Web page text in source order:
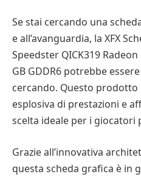
Se stai cercando una
e all’avanguardia, la XFX
Speedster QICK319 Radeon
GB GDDR6 potrebbe
cercando. Questo
esplosiva di prestazioni e
scelta ideale per i giocatori
Grazie all’innovativa
questa scheda grafica è in